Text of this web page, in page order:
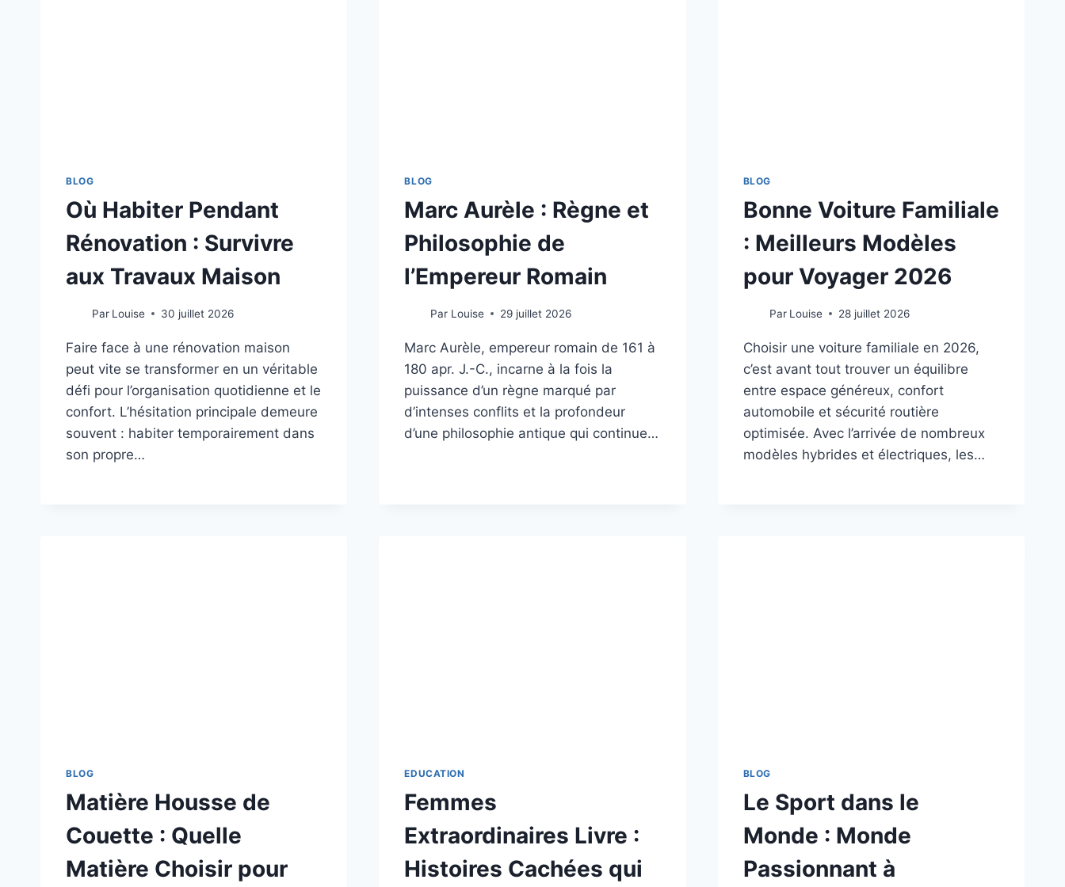
BLOG
Où Habiter Pendant
Rénovation : Survivre
aux Travaux Maison
Par Louise 30 juillet 2026
Faire face à une rénovation maison
peut vite se transformer en un véritable
défi pour l’organisation quotidienne et le
confort. L’hésitation principale demeure
souvent : habiter temporairement dans
son propre…
BLOG
Marc Aurèle : Règne et
Philosophie de
l’Empereur Romain
Par Louise 29 juillet 2026
Marc Aurèle, empereur romain de 161 à
180 apr. J.-C., incarne à la fois la
puissance d’un règne marqué par
d’intenses conflits et la profondeur
d’une philosophie antique qui continue…
BLOG
Bonne Voiture Familiale
: Meilleurs Modèles
pour Voyager 2026
Par Louise 28 juillet 2026
Choisir une voiture familiale en 2026,
c’est avant tout trouver un équilibre
entre espace généreux, confort
automobile et sécurité routière
optimisée. Avec l’arrivée de nombreux
modèles hybrides et électriques, les…
BLOG
Matière Housse de
Couette : Quelle
Matière Choisir pour
EDUCATION
Femmes
Extraordinaires Livre :
Histoires Cachées qui
BLOG
Le Sport dans le
Monde : Monde
Passionnant à